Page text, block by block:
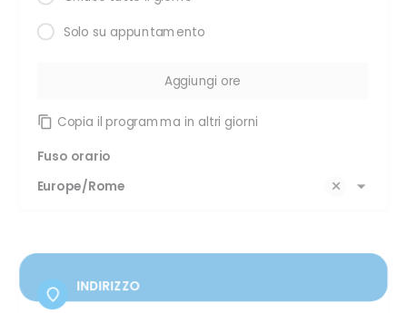
Solo su appuntamento
Copia il programma in altri giorni
Fuso orario
Europe/Rome
INDIRIZZO